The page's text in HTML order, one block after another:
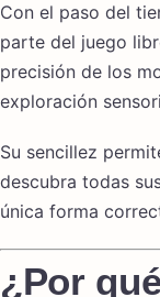
Con el paso del
parte del juego
precisión de los
exploración
Su sencillez
descubra todas
única forma
¿Por